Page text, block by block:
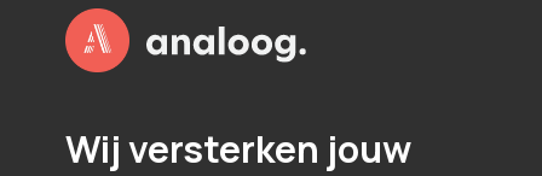
Wij versterken jouw